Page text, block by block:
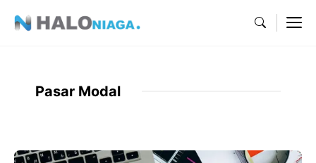
Pasar Modal